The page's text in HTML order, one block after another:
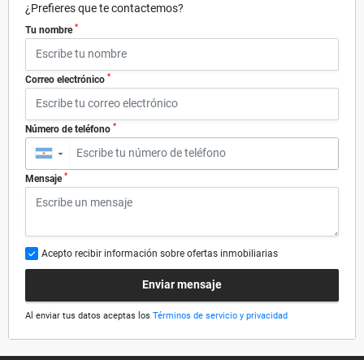
¿Prefieres que te contactemos?
Tu nombre *
Correo electrónico *
Número de teléfono *
▼
Mensaje *
Acepto recibir información sobre ofertas inmobiliarias
Enviar mensaje
Al enviar tus datos aceptas los Términos de servicio y privacidad